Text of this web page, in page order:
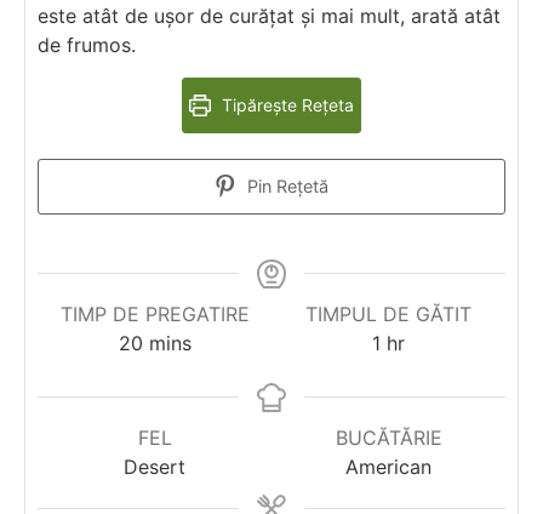
este atât de ușor de curățat și mai mult, arată atât
de frumos.
Tipărește Rețeta
Pin Rețetă
TIMP DE PREGATIRE
20minutes
mins
TIMPUL DE GĂTIT
1 hour
hr
FEL
Desert
BUCĂTĂRIE
American